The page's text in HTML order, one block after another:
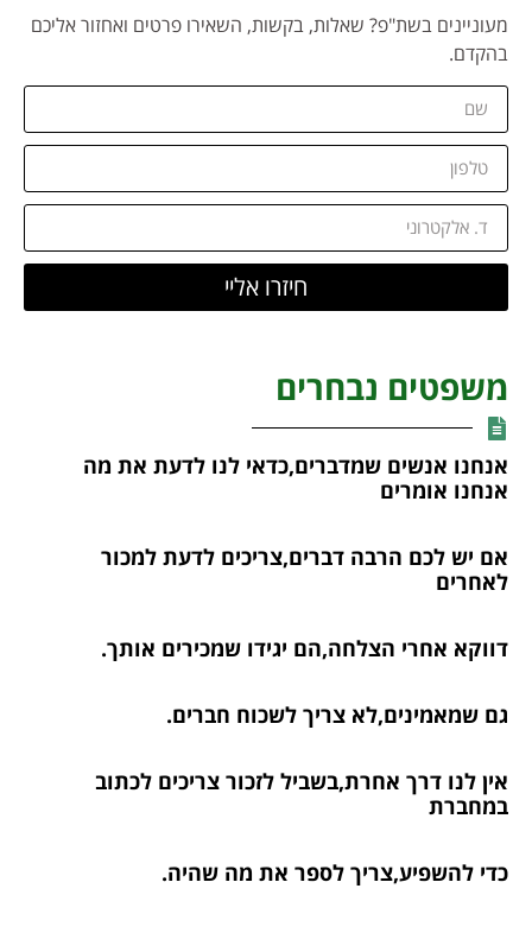
מעוניינים בשת"פ? שאלות, בקשות, השאירו פרטים ואחזור אליכם
בהקדם.
חיזרו אליי
משפטים נבחרים
אנחנו אנשים שמדברים,כדאי לנו לדעת את מה
אנחנו אומרים
אם יש לכם הרבה דברים,צריכים לדעת למכור
לאחרים
דווקא אחרי הצלחה,הם יגידו שמכירים אותך.
גם שמאמינים,לא צריך לשכוח חברים.
אין לנו דרך אחרת,בשביל לזכור צריכים לכתוב
במחברת
כדי להשפיע,צריך לספר את מה שהיה.